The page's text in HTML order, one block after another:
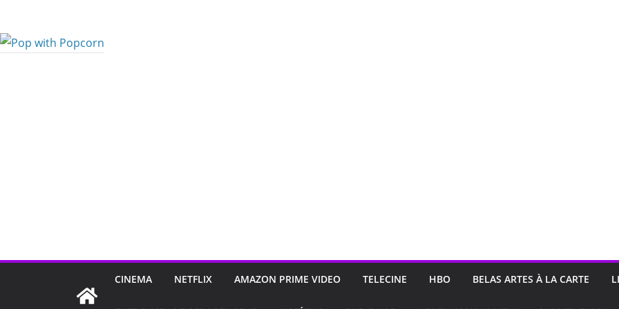
o
CINEMA NETFLIX AMAZON PRIME VIDEO TELECINE HBO BELAS ARTES À LA CARTE